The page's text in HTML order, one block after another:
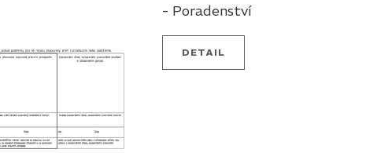
- Poradenství
DETAIL